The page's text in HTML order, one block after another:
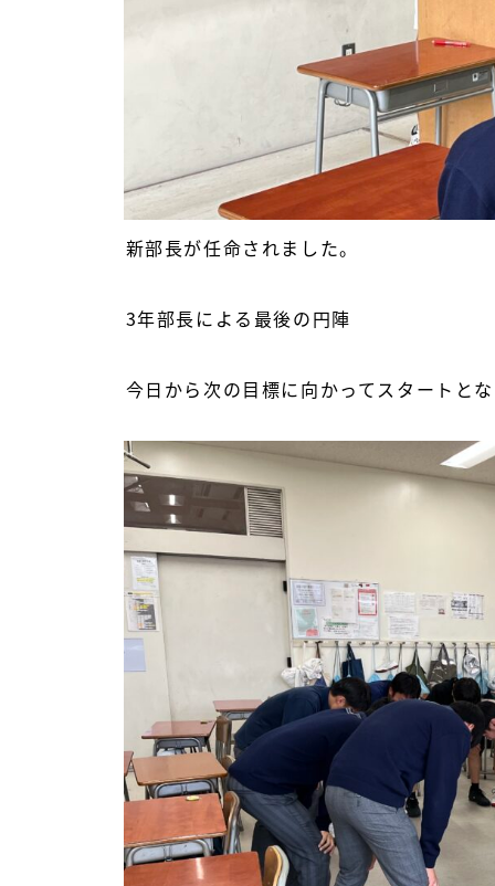
新部長が任命されました。
3年部長による最後の円陣
今日から次の目標に向かってスタートと